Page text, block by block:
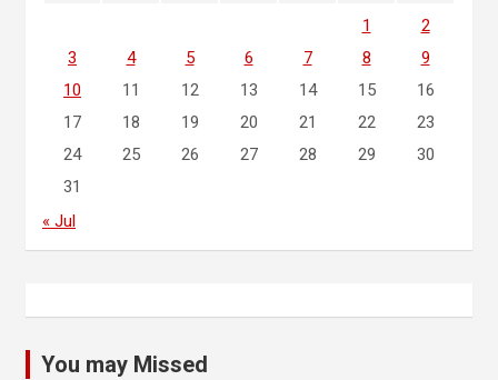
1
2
3
4 5 6 7 8
9
10
11 12 13 14 15
16
17
18 19 20 21 22
23
24
25 26 27 28 29
30
31
« Jul
You may Missed